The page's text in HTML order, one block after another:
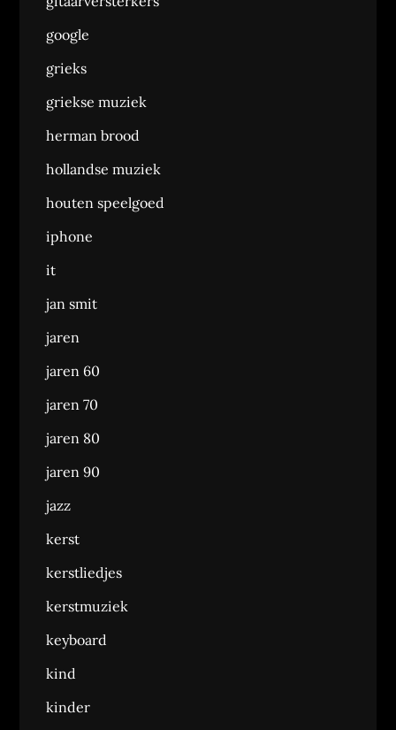
google
grieks
griekse muziek
herman brood
hollandse muziek
houten speelgoed
iphone
it
jan smit
jaren
jaren 60
jaren 70
jaren 80
jaren 90
jazz
kerst
kerstliedjes
kerstmuziek
keyboard
kind
kinder